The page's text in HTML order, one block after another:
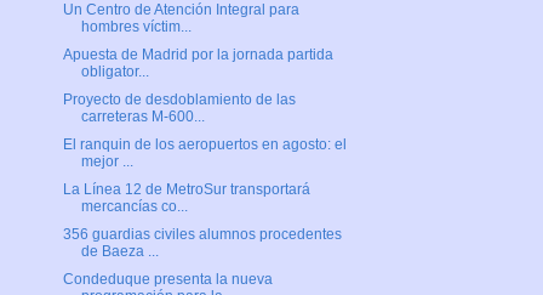
Un Centro de Atención Integral para
hombres víctim...
Apuesta de Madrid por la jornada partida
obligator...
Proyecto de desdoblamiento de las
carreteras M-600...
El ranquin de los aeropuertos en agosto: el
mejor ...
La Línea 12 de MetroSur transportará
mercancías co...
356 guardias civiles alumnos procedentes
de Baeza ...
Condeduque presenta la nueva